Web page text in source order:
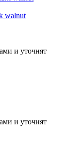
walnut
и уточнят
и уточнят